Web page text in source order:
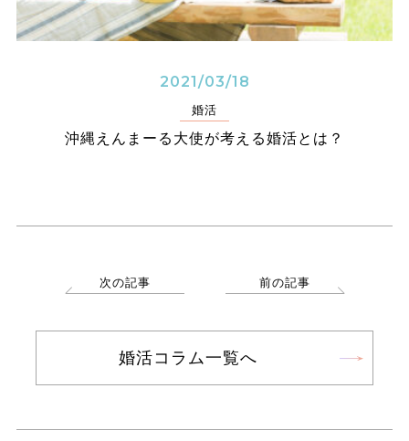
2021/03/18
婚活
沖縄えんまーる大使が考える婚活とは？
次の記事 前の記事
婚活コラム一覧へ